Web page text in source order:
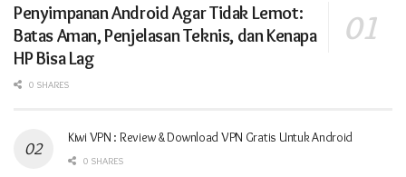
Penyimpanan Android Agar Tidak Lemot:
Batas Aman, Penjelasan Teknis, dan Kenapa
HP Bisa Lag
0 SHARES
Kiwi VPN : Review & Download VPN Gratis Untuk Android
0 SHARES